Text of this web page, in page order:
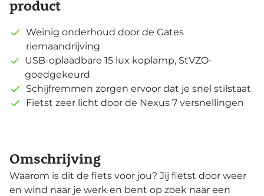
product
Weinig onderhoud door de Gates
riemaandrijving
USB-oplaadbare 15 lux koplamp, StVZO-
goedgekeurd
Schijfremmen zorgen ervoor dat je snel stilstaat
Fietst zeer licht door de Nexus 7 versnellingen
Omschrijving
Waarom is dit de fiets voor jou? Jij fietst door weer
en wind naar je werk en bent op zoek naar een